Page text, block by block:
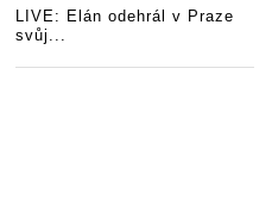
LIVE: Elán odehrál v Praze
svůj...